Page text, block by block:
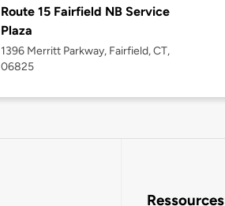
Route 15 Fairfield NB Service
Plaza
1396 Merritt Parkway, Fairfield, CT,
06825
Ressources